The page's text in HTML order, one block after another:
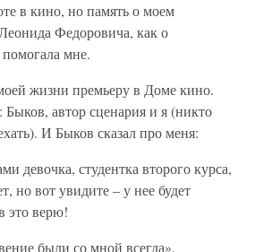
в кино, но память о моем
Федоровича, как о
помогала мне.
жизни премьеру в Доме кино.
автор сценария и я (никто
И Быков сказал про меня:
девочка, студентка второго курса,
но вот увидите – у нее будет
это верю!
были со мной всегда».